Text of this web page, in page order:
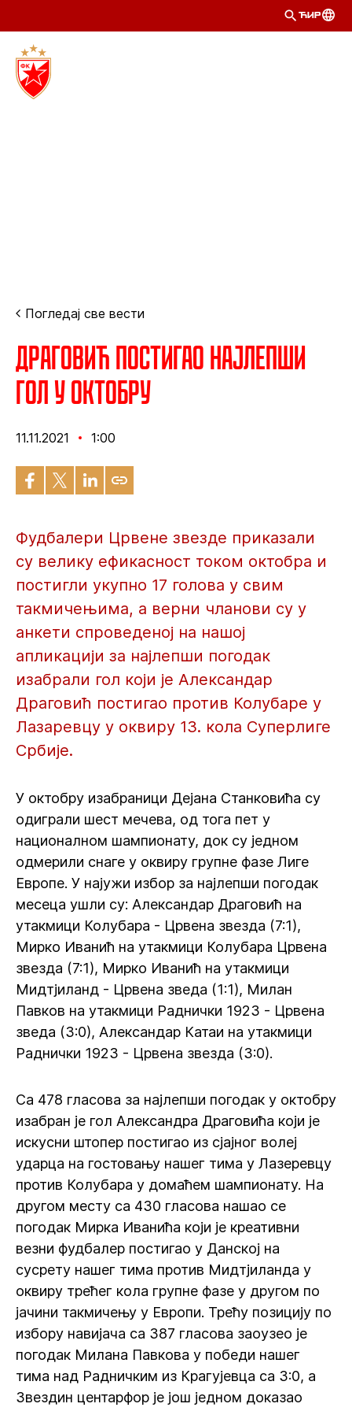
ЋИР
Погледај све вести
Драговић постигао најлепши
гол у октобру
11.11.2021 1:00
Фудбалери Црвене звезде приказали
су велику ефикасност током октобра и
постигли укупно 17 голова у свим
такмичењима, а верни чланови су у
анкети спроведеној на нашој
апликацији за најлепши погодак
изабрали гол који је Александар
Драговић постигао против Колубаре у
Лазаревцу у оквиру 13. кола Суперлиге
Србије.
У октобру изабраници Дејана Станковића су
одиграли шест мечева, од тога пет у
националном шампионату, док су једном
одмерили снаге у оквиру групне фазе Лиге
Европе. У најужи избор за најлепши погодак
месеца ушли су: Александар Драговић на
утакмици Колубара - Црвена звезда (7:1),
Мирко Иванић на утакмици Колубара Црвена
звезда (7:1), Мирко Иванић на утакмици
Мидтјиланд - Црвена зведа (1:1), Милан
Павков на утакмици Раднички 1923 - Црвена
зведа (3:0), Александар Катаи на утакмици
Раднички 1923 - Црвена звезда (3:0).
Са 478 гласова за најлепши погодак у октобру
изабран је гол Александра Драговића који је
искусни штопер постигао из сјајног волеј
ударца на гостовању нашег тима у Лазеревцу
против Колубара у домаћем шампионату. На
другом месту са 430 гласова нашао се
погодак Мирка Иванића који је креативни
везни фудбалер постигао у Данској на
сусрету нашег тима против Мидтјиланда у
оквиру трећег кола групне фазе у другом по
јачини такмичењу у Европи. Трећу позицију по
избору навијача са 387 гласова заоузео је
погодак Милана Павкова у победи нашег
тима над Радничким из Крагујевца са 3:0, а
Звездин центарфор је још једном доказао